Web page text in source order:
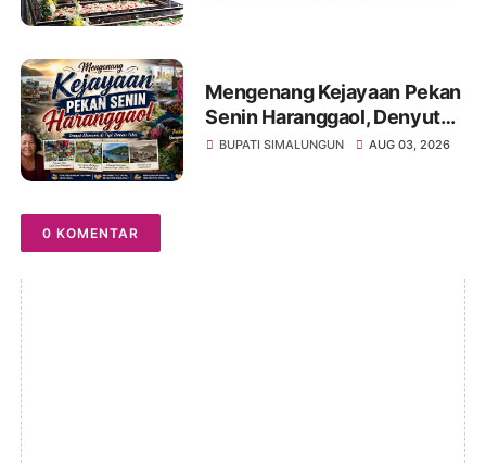
Mengenang Kejayaan Pekan
Senin Haranggaol, Denyut
Ekonomi di Tepi Danau Toba
BUPATI SIMALUNGUN AUG 03, 2026
0 KOMENTAR